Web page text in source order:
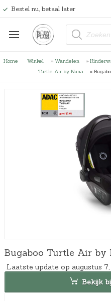
Bestel nu, betaal later
P
o
c
t
e
z
o
e
k
e
Home Winkel » Wandelen »
Turtle Air by Nuna
»
Bugaboo Turtle Air by
Laatste update op augustus
Bekijk